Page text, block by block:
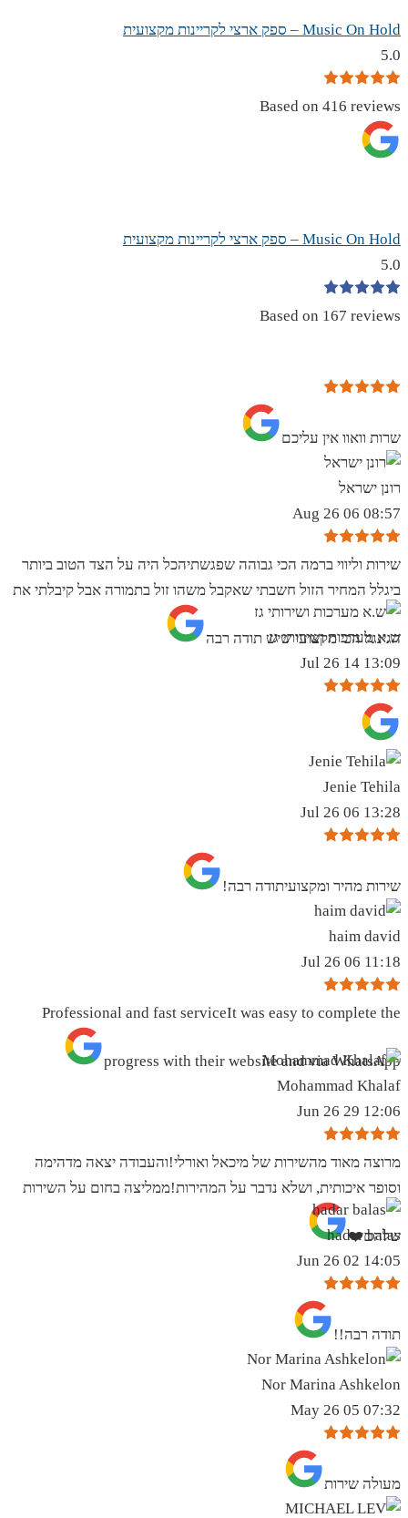
Music On Hold – ספק ארצי לקריינות מקצועית
5.0
Based on 416 reviews
Music On Hold – ספק ארצי לקריינות מקצועית
5.0
Based on 167 reviews
שרות וואוו אין עליכם
רונן ישראל
08:57 06 Aug 26
שירות וליווי ברמה הכי גבוהה שפגשתיהכל היה על הצד הטוב ביותר
ביגלל המחיר הזול חשבתי שאקבל משהו זול בתמורה אבל קיבלתי את
הגינגל הכי מקצועי שיש תודה רבה
ש.א מערכות ושירותי גז
13:09 14 Jul 26
Jenie Tehila
13:28 06 Jul 26
שירות מהיר ומקצועיתודה רבה!
haim david
11:18 06 Jul 26
Professional and fast serviceIt was easy to complete the
progress with their website and via WhatsApp
Mohammad Khalaf
12:06 29 Jun 26
מרוצה מאוד מהשירות של מיכאל ואורלי!והעבודה יצאה מדהימה
וסופר איכותית, ושלא נדבר על המהירות!ממליצה בחום על השירות
שלהם❤️
hadar balas
14:05 02 Jun 26
תודה רבה!!
Nor Marina Ashkelon
07:32 05 May 26
מעולה שירות